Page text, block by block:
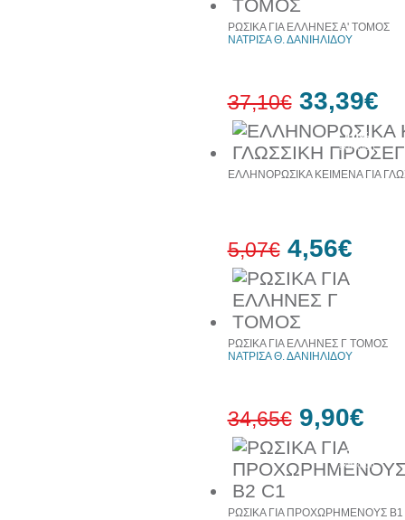
10%
έκπτωση
ΡΩΣΙΚΑ ΓΙΑ ΕΛΛΗΝΕΣ Α' ΤΟΜΟΣ
ΝΑΤΡΙΣΑ Θ. ΔΑΝΙΗΛΙΔΟΥ
37,10€ 33,39€
ΕΛΛΗΝΟΡΩΣΙΚΑ ΚΕΙΜΕΝΑ ΓΙΑ
5,07€ 4,56€
71%
έκπτωση
ΡΩΣΙΚΑ ΓΙΑ ΕΛΛΗΝΕΣ Γ ΤΟΜΟΣ
ΝΑΤΡΙΣΑ Θ. ΔΑΝΙΗΛΙΔΟΥ
34,65€ 9,90€
ΡΩΣΙΚΑ ΓΙΑ ΠΡΟΧΩΡΗΜΕΝΟΥΣ B1